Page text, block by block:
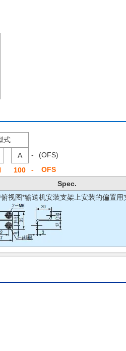
式
A -
(OFS)
100 -
OFS
Spec.
俯视图*输送机安装支架上安装的偏置用